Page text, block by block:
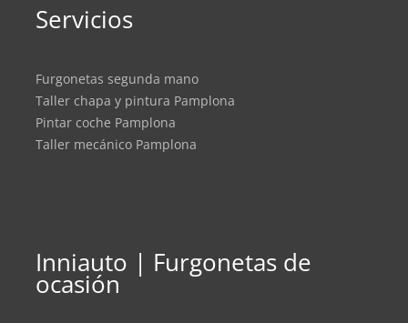
Servicios
Furgonetas segunda mano
Taller chapa y pintura Pamplona
Pintar coche Pamplona
Taller mecánico Pamplona
Inniauto | Furgonetas de
ocasión